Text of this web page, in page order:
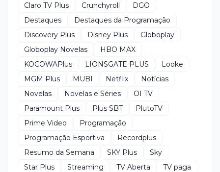
Claro TV Plus
Crunchyroll
DGO
Destaques
Destaques da Programação
Discovery Plus
Disney Plus
Globoplay
Globoplay Novelas
HBO MAX
KOCOWAPlus
LIONSGATE PLUS
Looke
MGM Plus
MUBI Netflix
Notícias
Novelas
Novelas e Séries
OI TV
Paramount Plus
Plus SBT
PlutoTV
Prime Video
Programação
Programação Esportiva
Recordplus
Resumo da Semana
SKY Plus
Sky
Star Plus
Streaming TV Aberta
TV paga